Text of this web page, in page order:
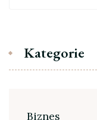
Kategorie
Biznes